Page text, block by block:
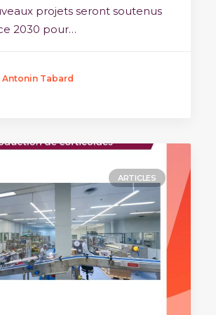
projets seront soutenus
2030 pour…
Antonin Tabard
ARTICLES